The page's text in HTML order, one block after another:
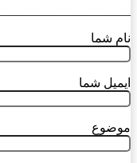
نام شما
ایمیل شما
موضوع